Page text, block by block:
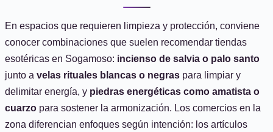
En espacios que requieren limpieza y protección, conviene
conocer combinaciones que suelen recomendar tiendas
esotéricas en Sogamoso: incienso de salvia o palo santo
junto a velas rituales blancas o negras para limpiar y
delimitar energía, y piedras energéticas como amatista o
cuarzo para sostener la armonización. Los comercios en la
zona diferencian enfoques según intención: los artículos